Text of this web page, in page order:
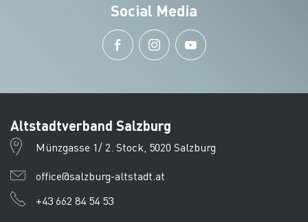
Social Media
Altstadtverband Salzburg
Münzgasse 1/ 2. Stock, 5020 Salzburg
office@salzburg-altstadt.at
+43 662 84 54 53